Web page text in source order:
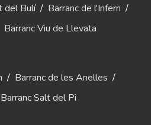
del Bulí/ Barranc de l'Infern /
Barranc Viu de Llevata
/ Barranc de les Anelles /
Barranc Salt del Pi